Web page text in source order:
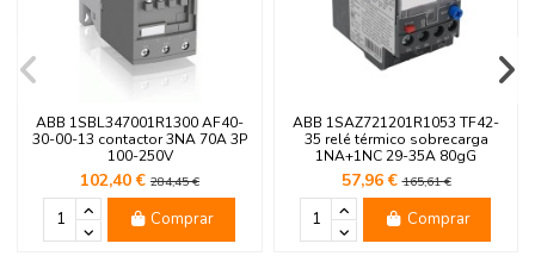
ABB 1SBL347001R1300 AF40-
30-00-13 contactor 3NA 70A 3P
100-250V
102,40 € 284,45 €
Comprar
ABB 1SAZ721201R1053 TF42-
35 relé térmico sobrecarga
1NA+1NC 29-35A 80gG
57,96 €165,61 €
Comprar